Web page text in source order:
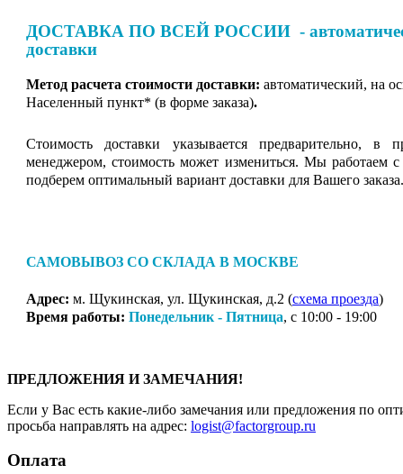
ДОСТАВКА ПО ВСЕЙ РОССИИ -
доставки
Метод расчета стоимости доставки: автоматический, на
Населенный пункт* (в форме заказа).
Стоимость доставки указывается предварительно, в
менеджером, стоимость может измениться. Мы работаем
подберем оптимальный вариант доставки для Вашего заказа.
САМОВЫВОЗ СО СКЛАДА В МОСКВЕ
Адрес: м. Щукинская, ул. Щукинская, д.2 (схема проезда)
Время работы: Понедельник - Пятница, с 10:00 - 19:00
ПРЕДЛОЖЕНИЯ И ЗАМЕЧАНИЯ!
Если у Вас есть какие-либо замечания или предложения по
просьба направлять на адрес: logist@factorgroup.ru
Оплата